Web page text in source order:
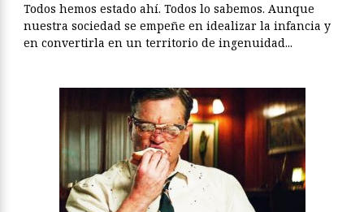
Todos hemos estado ahí. Todos lo sabemos. Aunque
nuestra sociedad se empeñe en idealizar la infancia y
en convertirla en un territorio de ingenuidad...